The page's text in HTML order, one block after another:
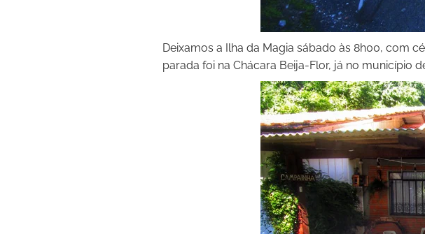
Deixamos a Ilha da Magia sábado às 8h00, com
parada foi na Chácara Beija-Flor, já no município